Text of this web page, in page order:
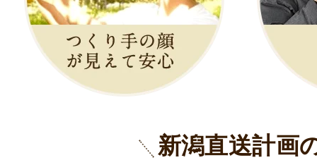
新潟直送計画